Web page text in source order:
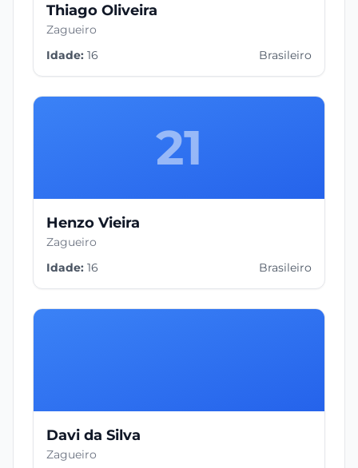
Thiago Oliveira
Zagueiro
Idade: 16 Brasileiro
21
Henzo Vieira
Zagueiro
Idade: 16 Brasileiro
Davi da Silva
Zagueiro